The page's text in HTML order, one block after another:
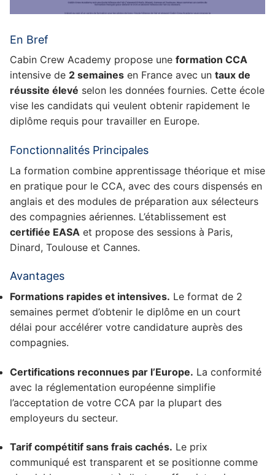
En Bref
Cabin Crew Academy propose une formation CCA
intensive de 2 semaines en France avec un taux de
réussite élevé selon les données fournies. Cette école
vise les candidats qui veulent obtenir rapidement le
diplôme requis pour travailler en Europe.
Fonctionnalités Principales
La formation combine apprentissage théorique et mise
en pratique pour le CCA, avec des cours dispensés en
anglais et des modules de préparation aux sélecteurs
des compagnies aériennes. L’établissement est
certifiée EASA et propose des sessions à Paris,
Dinard, Toulouse et Cannes.
Avantages
Formations rapides et intensives. Le format de 2
semaines permet d’obtenir le diplôme en un court
délai pour accélérer votre candidature auprès des
compagnies.
Certifications reconnues par l’Europe. La conformité
avec la réglementation européenne simplifie
l’acceptation de votre CCA par la plupart des
employeurs du secteur.
Tarif compétitif sans frais cachés. Le prix
communiqué est transparent et se positionne comme